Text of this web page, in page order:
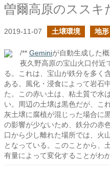
2019-11-07 土壌環境 地
/** Geminiが自動生成した
夜久野高原の宝山火口付近
る。これは、宝山が鉄分を多く
ある。風化・浸食によって岩石
た。この赤い土は、粘土質で水
い。周辺の土壌は黒色だが、こ
灰土壌に腐植が混じった場合に
の影響が少ないため、鉄分の赤
口から少し離れた場所では、火
となっている。このことから、
有量によって変化することがわか